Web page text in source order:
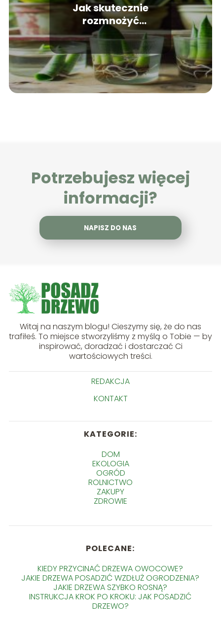
Jak skutecznie
rozmnożyć
sansewierie?
Potrzebujesz więcej
informacji?
NAPISZ DO NAS
Witaj na naszym blogu! Cieszymy się, że do nas
trafiłeś. To miejsce stworzyliśmy z myślą o Tobie — by
inspirować, doradzać i dostarczać Ci
wartościowych treści.
REDAKCJA
KONTAKT
KATEGORIE:
DOM
EKOLOGIA
OGRÓD
ROLNICTWO
ZAKUPY
ZDROWIE
POLECANE:
KIEDY PRZYCINAĆ DRZEWA OWOCOWE?
JAKIE DRZEWA POSADZIĆ WZDŁUŻ OGRODZENIA?
JAKIE DRZEWA SZYBKO ROSNĄ?
INSTRUKCJA KROK PO KROKU: JAK POSADZIĆ
DRZEWO?